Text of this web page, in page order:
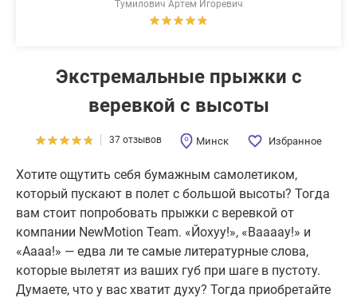
Тумилович Артем Игоревич
Экстремальные прыжки с
веревкой с высоты
37 отзывов Минск Избранное
Хотите ощутить себя бумажным самолетиком,
который пускают в полет с большой высоты? Тогда
вам стоит попробовать прыжки с веревкой от
компании NewMotion Team. «Йохуу!», «Ваааау!» и
«Аааа!» — едва ли те самые литературные слова,
которые вылетят из ваших губ при шаге в пустоту.
Думаете, что у вас хватит духу? Тогда приобретайте